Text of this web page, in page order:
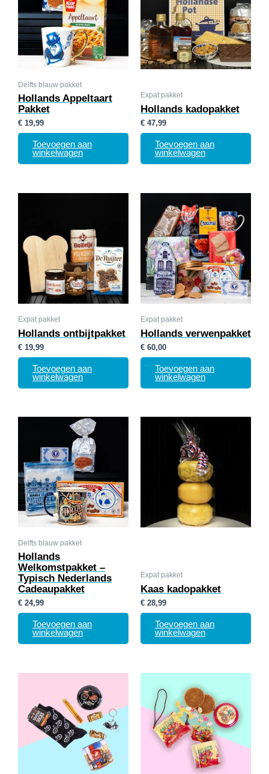
Delfts blauw pakket
Hollands Appeltaart
Pakket
€ 19,99
Toevoegen aan
winkelwagen
Expat pakket
Hollands kadopakket
€ 47,99
Toevoegen aan
winkelwagen
Expat pakket
Hollands ontbijtpakket
€ 19,99
Toevoegen aan
winkelwagen
Expat pakket
Hollands verwenpakket
€ 60,00
Toevoegen aan
winkelwagen
Delfts blauw pakket
Hollands
Welkomstpakket –
Typisch Nederlands
Cadeaupakket
€ 24,99
Toevoegen aan
winkelwagen
Expat pakket
Kaas kadopakket
€ 28,99
Toevoegen aan
winkelwagen